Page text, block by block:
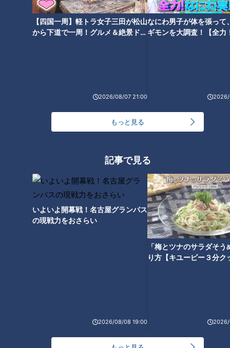
【四国一周】軽トラ女子三田が松山
から下道で一周！グルメ＆絶景ドラ
2026/08/07 21:00
なにわ男子が体を張って
ギモンを大調査！【全力
2026/
もっと見る
記事で見る
いよいよ開幕戦！名古屋グランパス
の現戦力をおさらい
2026/08/08 19:00
「梅とツナのサラダそう
り方【キユーピー３分ク
2026/
（道マニア・鹿取茂雄さん）
「堤防を切って造られた道が点在していて、地面にレールがあ
る。いざという時にゲートが閉まるようになっている」
堤防の役割を果たす水門「陸閘（りっこう）」が長良橋周辺だ
こだけだとか。
数ある陸閘の中でも鹿取さんイチオシなのが、岐阜城の近くに
ある「大宮陸閘」。道路4車線ほどある日本最大級の陸閘で、
両サイドの建物からゲートが出てきて道路を完全に封鎖しま